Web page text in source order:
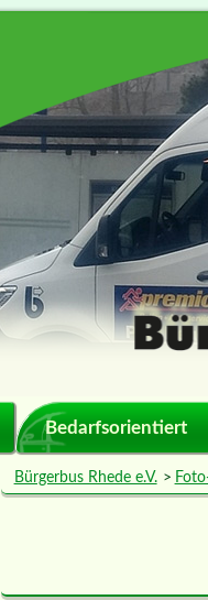
Bedarfsorientiert
Bürgerbus Rhede e.V.